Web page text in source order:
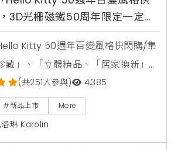
3D光柵磁鐵50周年限定一定要
Kitty 50週年百變風格快閃購/集
」、「立體精品、「居家換新」、
題情境，開發逾20款全新全店集點
藏」系列以Hello Kitty 3D光柵磁鐵
推出50款3D光柵磁鐵選擇，另外
表情組合系列，可拼出電話、英文
(共251人參與) 4,385
#新品上市 More
琳 Karolin